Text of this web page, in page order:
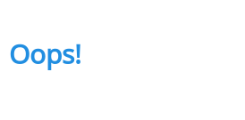
Oops!